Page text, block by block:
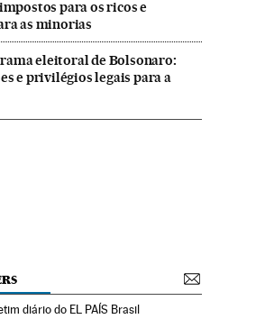
para os ricos e
as minorias
eleitoral de Bolsonaro:
e privilégios legais para a
diário do EL PAÍS Brasil